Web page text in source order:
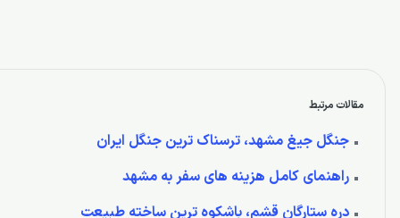
مقالات مرتبط
جنگل جیغ مشهد، ترسناک ترین جنگل ایران
راهنمای کامل هزینه های سفر به مشهد
دره ستارگان قشم، باشکوه ترین ساخته طبیعت